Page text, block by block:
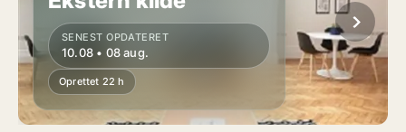
SENEST OPDATERET
10.08 • 08 aug.
Oprettet 22 h